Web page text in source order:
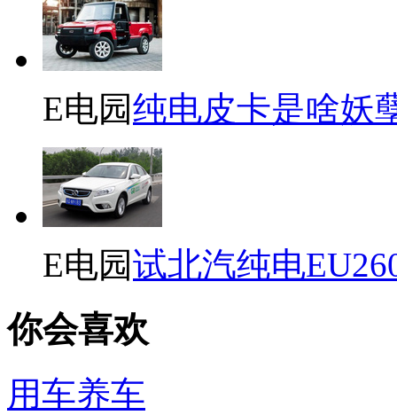
E电园纯电皮卡是啥妖
E电园试北汽纯电
你会喜欢
用车养车